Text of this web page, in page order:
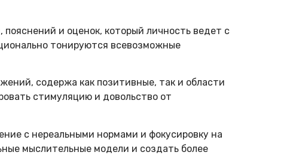
и оценок, который личность ведет с
тонируются всевозможные
содержа как позитивные, так и области
стимуляцию и довольство от
с нереальными нормами и фокусировку на
мыслительные модели и создать более